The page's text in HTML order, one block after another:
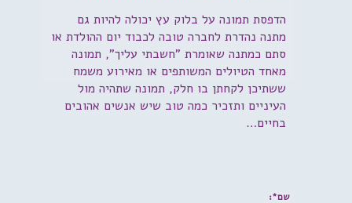
הדפסת תמונה על בלוק עץ יכולה להיות גם
מתנה נהדרת לחברה טובה לכבוד יום ההולדת או
סתם כמתנה שאומרת "חשבתי עליך", תמונה
מאחד הטיולים המשותפים או מאירוע משמח
ששתיכן לקחתן בו חלק, תמונה שתהיה מול
העיניים ותזכיר כמה טוב שיש אנשים אהובים
בחיים…
שם*: